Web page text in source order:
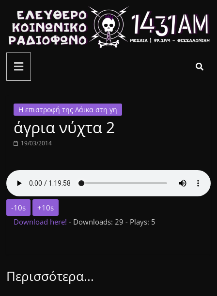
περιεχόμενο
ελεύθερο
κοινωνικό
ραδιόφωνο
1431AM
Η επιστροφή της Λάικα στη γη
άγρια νύχτα 2
19/03/2014
-10s
+10s
Download here!- Downloads: 29 - Plays: 5
Περισσότερα...